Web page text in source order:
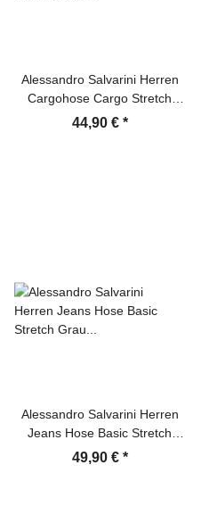
Alessandro Salvarini Herren
Cargohose Cargo Stretch
Stoff Hose Beige
44,90 € *
Alessandro Salvarini Herren
Jeans Hose Basic Stretch
Grau Regular Slim
49,90 € *